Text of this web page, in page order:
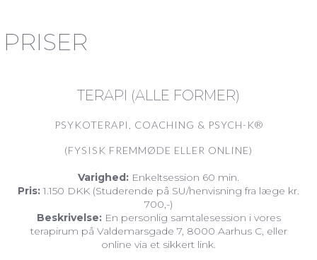
PRISER
TERAPI (ALLE FORMER)
PSYKOTERAPI, COACHING & PSYCH-K®
(FYSISK FREMMØDE ELLER ONLINE)
Varighed: Enkeltsession 60 min.
Pris:1.150 DKK (Studerende på SU/henvisning fra læge kr.
700,-)
Beskrivelse: En personlig samtalesession i vores
terapirum på Valdemarsgade 7, 8000 Aarhus C, eller
online via et sikkert link.